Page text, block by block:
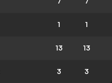
1 1
13 13
3 3